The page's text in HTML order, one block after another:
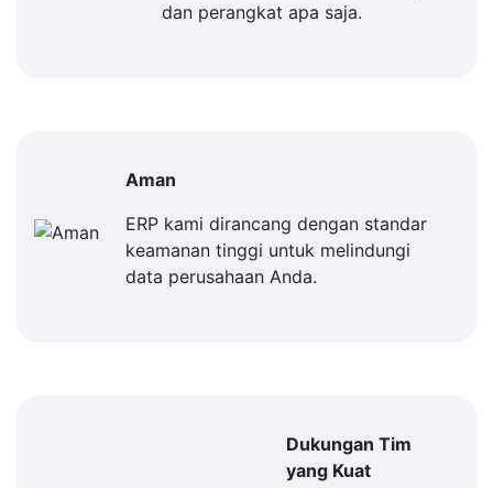
dan perangkat apa saja.
Aman
ERP kami dirancang dengan standar
keamanan tinggi untuk melindungi
data perusahaan Anda.
Dukungan Tim
yang Kuat